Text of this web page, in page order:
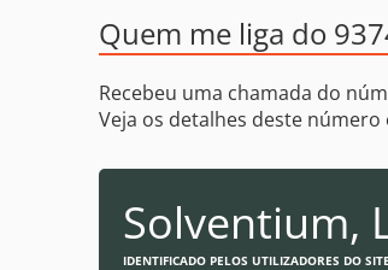
Quem me liga do
Recebeu uma chamada do
Veja os detalhes deste
Solventium,
IDENTIFICADO PELOS UTILIZADORES DO SITE